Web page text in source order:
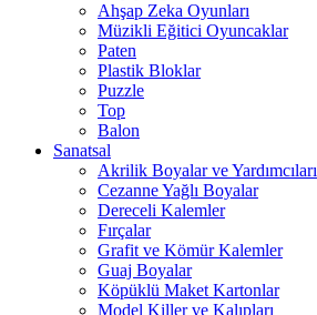
Ahşap Zeka Oyunları
Müzikli Eğitici Oyuncaklar
Paten
Plastik Bloklar
Puzzle
Top
Balon
Sanatsal
Akrilik Boyalar ve Yardımcıları
Cezanne Yağlı Boyalar
Dereceli Kalemler
Fırçalar
Grafit ve Kömür Kalemler
Guaj Boyalar
Köpüklü Maket Kartonlar
Model Killer ve Kalıpları